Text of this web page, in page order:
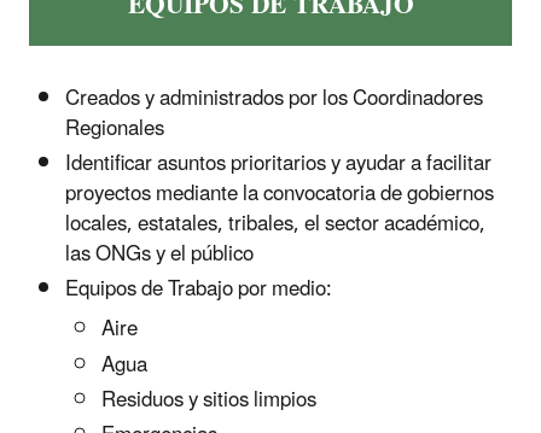
Creados y administrados por los Coordinadores
Regionales
Identificar asuntos prioritarios y ayudar a facilitar
proyectos mediante la convocatoria de gobiernos
locales, estatales, tribales, el sector académico,
las ONGs y el público
Equipos de Trabajo por medio:
Aire
Agua
Residuos y sitios limpios